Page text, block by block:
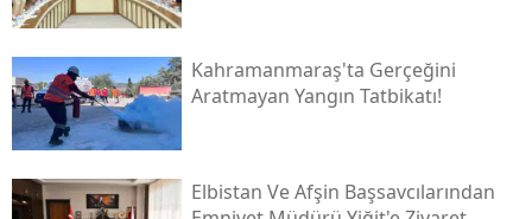
Kahramanmaraş'ta Gerçeğini
Aratmayan Yangın Tatbikatı!
Elbistan Ve Afşin Başsavcılarından